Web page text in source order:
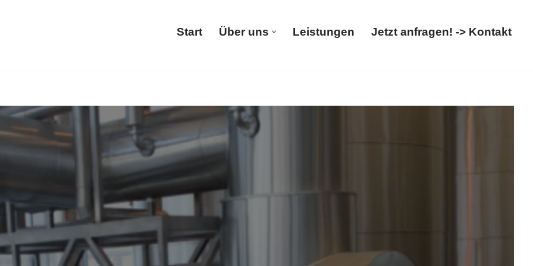
Start Über uns Leistungen Jetzt anfragen! -> Kontakt